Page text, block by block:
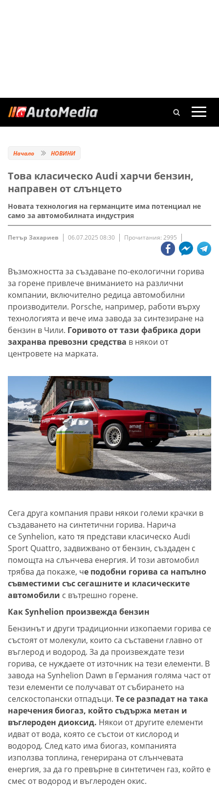
Начало НОВИНИ
Това класическо Audi харчи бензин,
направен от слънцето
Новата технология на германците има потенциал не
само за автомобилната индустрия
Петър Захариев 06.07.2025 08:30 Прочитания: 2995
Възможността за създаване по-екологични горива
за горене привлече вниманието на различни
компании, включително редица автомобилни
производители. Porsche, например, работи върху
технологията и вече има завода за синтезиране на
бензин в Чили. Горивото от тази фабрика дори
захранва превозни средства в някои от
центровете на марката.
Сега друга компания прави някои големи крачки в
създаването на синтетични горива. Нарича
се Synhelion, като тя представи класическо Audi
Sport Quattro, задвижвано от бензин, създаден с
помощта на слънчева енергия. И този автомобил
трябва да покаже, че подобни горива са напълно
съвместими със сегашните и класическите
автомобили с вътрешно горене.
Как Synhelion произвежда бензин
Бензинът и други традиционни изкопаеми горива се
състоят от молекули, които са съставени главно от
въглерод и водород. За да произвеждате тези
горива, се нуждаете от източник на тези елементи. В
завода на Synhelion Dawn в Германия голяма част от
тези елементи се получават от събирането на
селскостопански отпадъци. Те се разпадат на така
наречения биогаз, който съдържа метан и
въглероден диоксид. Някои от другите елементи
идват от вода, която се състои от кислород и
водород. След като има биогаз, компанията
използва топлина, генерирана от слънчевата
енергия, за да го превърне в синтетичен газ, който е
смес от водород и въглероден окис.